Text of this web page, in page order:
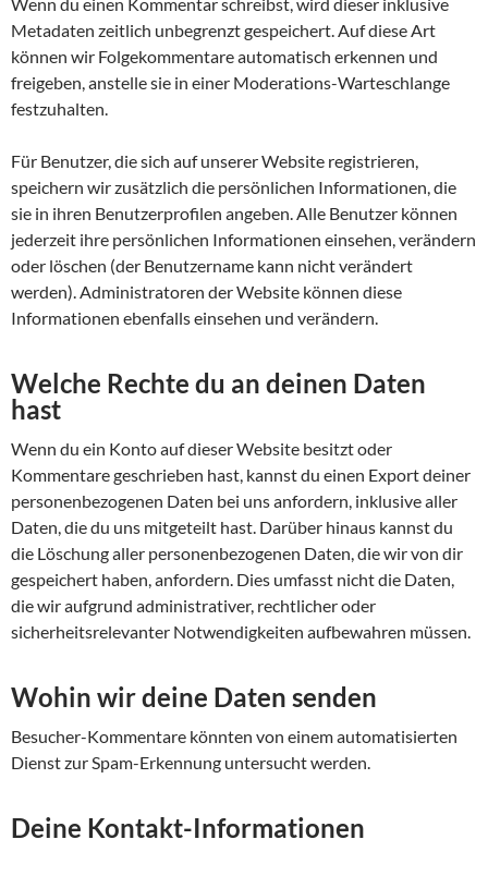
Metadaten zeitlich unbegrenzt gespeichert. Auf diese Art
können wir Folgekommentare automatisch erkennen und
freigeben, anstelle sie in einer Moderations-Warteschlange
festzuhalten.
Für Benutzer, die sich auf unserer Website registrieren,
speichern wir zusätzlich die persönlichen Informationen, die
sie in ihren Benutzerprofilen angeben. Alle Benutzer können
jederzeit ihre persönlichen Informationen einsehen, verändern
oder löschen (der Benutzername kann nicht verändert
werden). Administratoren der Website können diese
Informationen ebenfalls einsehen und verändern.
Welche Rechte du an deinen Daten
hast
Wenn du ein Konto auf dieser Website besitzt oder
Kommentare geschrieben hast, kannst du einen Export deiner
personenbezogenen Daten bei uns anfordern, inklusive aller
Daten, die du uns mitgeteilt hast. Darüber hinaus kannst du
die Löschung aller personenbezogenen Daten, die wir von dir
gespeichert haben, anfordern. Dies umfasst nicht die Daten,
die wir aufgrund administrativer, rechtlicher oder
sicherheitsrelevanter Notwendigkeiten aufbewahren müssen.
Wohin wir deine Daten senden
Besucher-Kommentare könnten von einem automatisierten
Dienst zur Spam-Erkennung untersucht werden.
Deine Kontakt-Informationen